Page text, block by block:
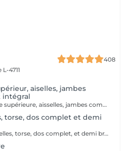
408
4711
aiselles, jambes
intégral
Le pack comprends: lèvre supérieure, aisselles, jambes complètes et mailot intégral. Contre indications: Le laser est contre indiqué si vous: - Prenez de la vitamine A, B, C, D. - Prenez d'anti-inflammatoires et de cortisone - Prenez d'antibiotiques - Êtes enceinte - Allaitez - Avez des maladies auto-immunes - Avez des maladies de la peau - Avez de la cicatrisation keloides (problème avec la cicatrisation de la peau) Eviter le solarium 2 semaines avant et après les séances.
torse, dos complet et demi
Le pack comprends: aisselles, torse, dos complet, et demi bras. Contre indications: Le laser est contre indiqué si vous: - Prenez de la vitamine A, B, C, D. - Prenez d'anti-inflammatoires et de cortisone - Prenez d'antibiotiques - Êtes enceinte - Allaitez - Avez des maladies auto-immunes - Avez des maladies de la peau - Avez de la cicatrisation keloides (problème avec la cicatrisation de la peau) Eviter le solarium 2 semaines avant et après les séances.